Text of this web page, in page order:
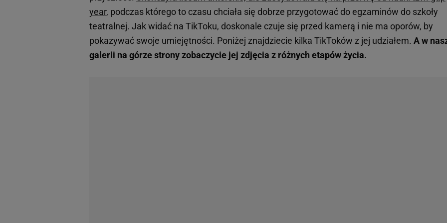
year, podczas którego to czasu chciała się dobrze przygotować do egzaminów do szkoły
teatralnej. Jak widać na TikToku, doskonale czuje się przed kamerą i nie ma oporów, by
pokazywać swoje umiejętności. Poniżej znajdziecie kilka TikToków z jej udziałem. A w
galerii na górze strony zobaczycie jej zdjęcia z różnych etapów życia.